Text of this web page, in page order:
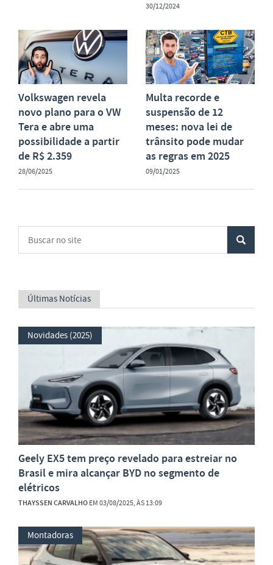
30/12/2024
Volkswagen revela
novo plano para o VW
Tera e abre uma
possibilidade a partir
de R$ 2.359
28/06/2025
Multa recorde e
suspensão de 12
meses: nova lei de
trânsito pode mudar
as regras em 2025
09/01/2025
Últimas Notícias
Novidades (2025)
Geely EX5 tem preço revelado para estreiar no
Brasil e mira alcançar BYD no segmento de
elétricos
THAYSSEN CARVALHOEM 03/08/2025, ÀS 13:09
Montadoras